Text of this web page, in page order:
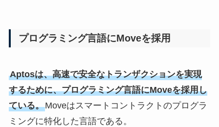
プログラミング言語にMoveを採用
Aptosは、高速で安全なトランザクションを実現
するために、プログラミング言語にMoveを採用し
ている。Moveはスマートコントラクトのプログラ
ミングに特化した言語である。